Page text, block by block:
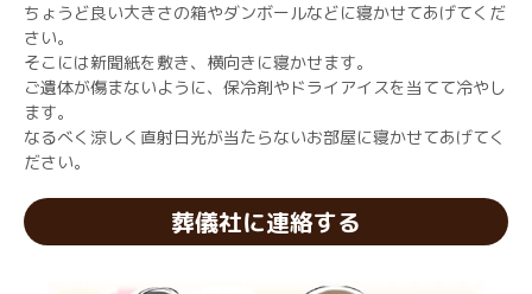
ちょうど良い大きさの箱やダンボールなどに寝かせてあげてくだ
さい。
そこには新聞紙を敷き、横向きに寝かせます。
ご遺体が傷まないように、保冷剤やドライアイスを当てて冷やし
ます。
なるべく涼しく直射日光が当たらないお部屋に寝かせてあげてく
ださい。
葬儀社に連絡する